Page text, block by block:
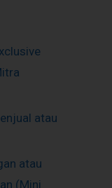
atau
atau
(Mini